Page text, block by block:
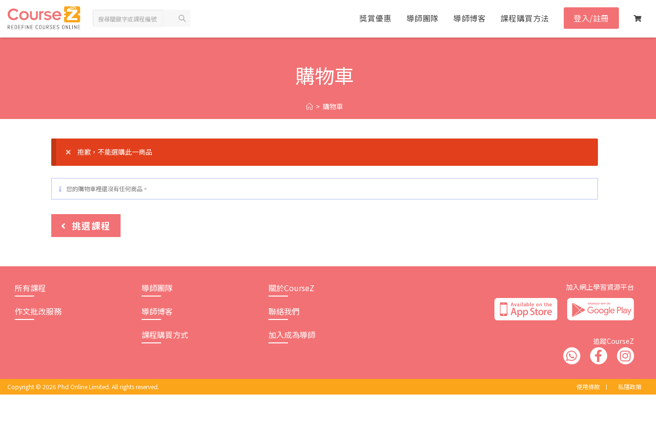
獎賞優惠 導師團隊 導師博客 課程購買方法 登入/註冊
購物車
> 購物車
抱歉，不能選購此一商品
您的購物車裡還沒有任何商品。
挑選課程
所有課程
作文批改服務
導師團隊
導師博客
課程購買方式
關於CourseZ
聯絡我們
加入成為導師
加入網上學習資源平台
追蹤CourseZ
Copyright © 2026 Phd Online Limited. All rights reserved. 使用條款 丨 私隱政策